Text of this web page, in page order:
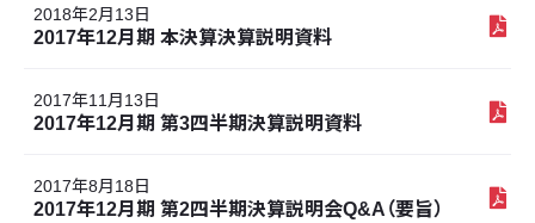
2018年2月13日
2017年12月期 本決算決算説明資料
2017年11月13日
2017年12月期 第3四半期決算説明資料
2017年8月18日
2017年12月期 第2四半期決算説明会Q&A（要旨）